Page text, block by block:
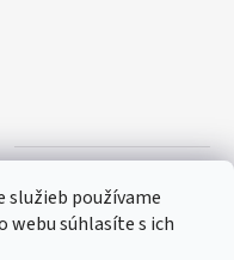
služieb používame
webu súhlasíte s ich
Facebook